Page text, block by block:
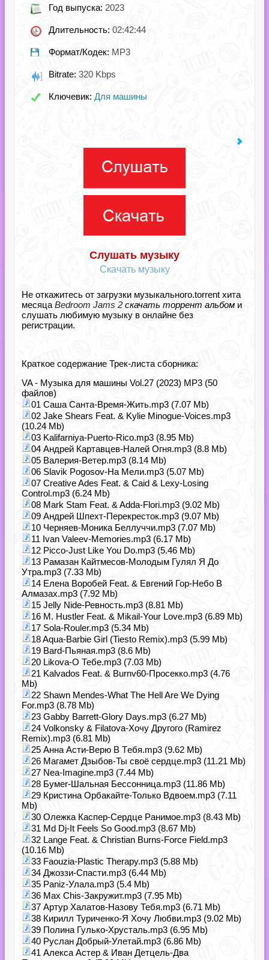
Год выпуска: 2023
Длительность: 02:42:44
Формат/Кодек: MP3
Bitrate: 320 Kbps
Ключевик: Для машины
Слушать музыку
Скачать музыку
Не откажитесь от загрузки музыкального.torrent хита
месяца Bedroom Jams 2 скачать торрент альбом и
слушать любимую музыку в онлайне без
регистрации.
Краткое содержание Трек-листа сборника:
VA - Музыка для машины Vol.27 (2023) MP3 (50
файлов)
01 Саша Санта-Время-Жить.mp3 (7.07 Mb)
02 Jake Shears Feat. & Kylie Minogue-Voices.mp3
(10.24 Mb)
03 Kalifarniya-Puerto-Rico.mp3 (8.95 Mb)
04 Андрей Картавцев-Налей Огня.mp3 (8.8 Mb)
05 Валерия-Ветер.mp3 (8.14 Mb)
06 Slavik Pogosov-На Мели.mp3 (5.07 Mb)
07 Creative Ades Feat. & Caid & Lexy-Losing
Control.mp3 (6.24 Mb)
08 Mark Stam Feat. & Adda-Flori.mp3 (9.02 Mb)
09 Андрей Шпехт-Перекресток.mp3 (9.07 Mb)
10 Черняев-Моника Беллуччи.mp3 (7.07 Mb)
11 Ivan Valeev-Memories.mp3 (6.17 Mb)
12 Picco-Just Like You Do.mp3 (5.46 Mb)
13 Рамазан Кайтмесов-Молодым Гулял Я До
Утра.mp3 (7.33 Mb)
14 Елена Воробей Feat. & Евгений Гор-Небо В
Алмазах.mp3 (7.92 Mb)
15 Jelly Nide-Ревность.mp3 (8.81 Mb)
16 M. Hustler Feat. & Mikail-Your Love.mp3 (6.89 Mb)
17 Sola-Rouler.mp3 (5.34 Mb)
18 Aqua-Barbie Girl (Tiesto Remix).mp3 (5.99 Mb)
19 Bard-Пьяная.mp3 (8.6 Mb)
20 Likova-О Тебе.mp3 (7.03 Mb)
21 Kalvados Feat. & Burnv60-Просекко.mp3 (4.76
Mb)
22 Shawn Mendes-What The Hell Are We Dying
For.mp3 (8.78 Mb)
23 Gabby Barrett-Glory Days.mp3 (6.27 Mb)
24 Volkonsky & Filatova-Хочу Другого (Ramirez
Remix).mp3 (6.81 Mb)
25 Анна Асти-Верю B Tебя.mp3 (9.62 Mb)
26 Магамет Дзыбов-Ты своё сердце.mp3 (11.21 Mb)
27 Nea-Imagine.mp3 (7.44 Mb)
28 Бумеr-Шальная Бессонница.mp3 (11.86 Mb)
29 Кристина Орбакайте-Только Вдвоем.mp3 (7.11
Mb)
30 Олежка Каспер-Сердце Ранимое.mp3 (8.43 Mb)
31 Md Dj-It Feels So Good.mp3 (8.67 Mb)
32 Lange Feat. & Christian Burns-Force Field.mp3
(10.16 Mb)
33 Faouzia-Plastic Therapy.mp3 (5.88 Mb)
34 Джоззи-Спасти.mp3 (6.44 Mb)
35 Paniz-Улала.mp3 (5.4 Mb)
36 Max Chis-Закружит.mp3 (7.95 Mb)
37 Артур Халатов-Назову Тебя.mp3 (6.71 Mb)
38 Кирилл Туриченко-Я Хочу Любви.mp3 (9.02 Mb)
39 Полина Гулько-Хрусталь.mp3 (6.95 Mb)
40 Руслан Добрый-Улетай.mp3 (6.86 Mb)
41 Алекса Астер & Иван Детцель-Два